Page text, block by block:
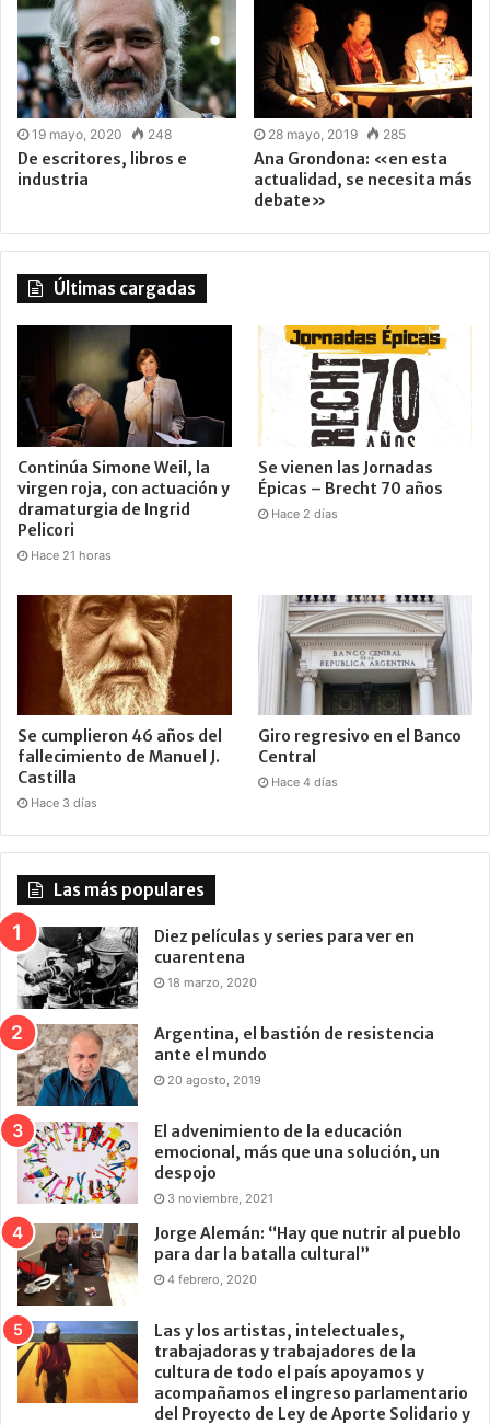
19 mayo, 2020 248
De escritores, libros e
industria
28 mayo, 2019 285
Ana Grondona: «en esta
actualidad, se necesita más
debate»
Últimas cargadas
Continúa Simone Weil, la
virgen roja, con actuación y
dramaturgia de Ingrid
Pelicori
Hace 21 horas
Se vienen las Jornadas
Épicas – Brecht 70 años
Hace 2 días
Se cumplieron 46 años del
fallecimiento de Manuel J.
Castilla
Hace 3 días
Giro regresivo en el Banco
Central
Hace 4 días
Las más populares
Diez películas y series para ver en
cuarentena
18 marzo, 2020
Argentina, el bastión de resistencia
ante el mundo
20 agosto, 2019
El advenimiento de la educación
emocional, más que una solución, un
despojo
3 noviembre, 2021
Jorge Alemán: “Hay que nutrir al pueblo
para dar la batalla cultural”
4 febrero, 2020
Las y los artistas, intelectuales,
trabajadoras y trabajadores de la
cultura de todo el país apoyamos y
acompañamos el ingreso parlamentario
del Proyecto de Ley de Aporte Solidario y